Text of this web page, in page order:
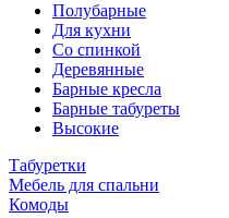
Полубарные
Для кухни
Со спинкой
Деревянные
Барные кресла
Барные табуреты
Высокие
Табуретки
Мебель для спальни
Комоды